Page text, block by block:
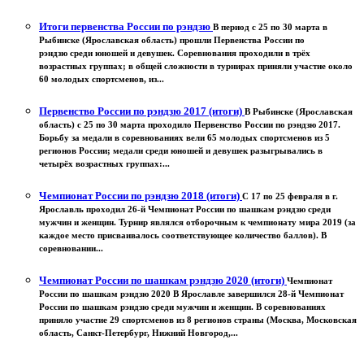
Итоги первенства России по рэндзю В период с 25 по 30 марта в
Рыбинске (Ярославская область) прошли Первенства России по
рэндзю среди юношей и девушек. Соревнования проходили в трёх
возрастных группах; в общей сложности в турнирах приняли участие около
60 молодых спортсменов, из...
Первенство России по рэндзю 2017 (итоги) В Рыбинске (Ярославская
область) с 25 по 30 марта проходило Первенство России по рэндзю 2017.
Борьбу за медали в соревнованиях вели 65 молодых спортсменов из 5
регионов России; медали среди юношей и девушек разыгрывались в
четырёх возрастных группах:...
Чемпионат России по рэндзю 2018 (итоги) С 17 по 25 февраля в г.
Ярославль проходил 26-й Чемпионат России по шашкам рэндзю среди
мужчин и женщин. Турнир являлся отборочным к чемпионату мира 2019 (за
каждое место присваивалось соответствующее количество баллов). В
соревновании...
Чемпионат России по шашкам рэндзю 2020 (итоги) Чемпионат
России по шашкам рэндзю 2020 В Ярославле завершился 28-й Чемпионат
России по шашкам рэндзю среди мужчин и женщин. В соревнованиях
приняло участие 29 спортсменов из 8 регионов страны (Москва, Московская
область, Санкт-Петербург, Нижний Новгород,...